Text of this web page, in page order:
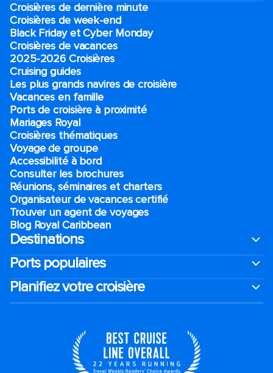
Croisières de dernière minute
Croisières de week-end
Black Friday et Cyber Monday
Croisières de vacances
2025-2026 Croisières
Cruising guides
Les plus grands navires de croisière
Vacances en famille
Ports de croisière à proximité
Mariages Royal
Croisières thématiques
Voyage de groupe​
Accessibilité à bord​
Consulter les brochures
Réunions, séminaires et charters
Organisateur de vacances certifié
Trouver un agent de voyages
Blog Royal Caribbean
Destinations
Ports populaires
Planifiez votre croisière